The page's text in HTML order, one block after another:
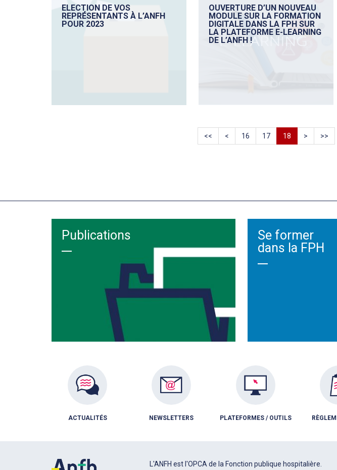
ELECTION DE VOS
REPRÉSENTANTS À L’ANFH
POUR 2023
OUVERTURE D’UN NOUVEAU
MODULE SUR LA FORMATION
DIGITALE DANS LA FPH SUR
LA PLATEFORME E-LEARNING
DE L’ANFH !
<< < 16 17 18 > >>
Publications
Se former
dans la FPH
ACTUALITÉS NEWSLETTERS PLATEFORMES / OUTILS
L'ANFH est l'OPCA de la Fonction publique hospitalière.